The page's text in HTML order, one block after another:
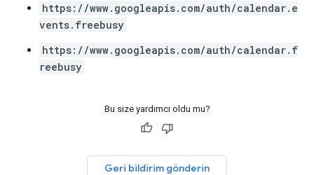
https://www.googleapis.com/auth/calendar.e
vents.freebusy
https://www.googleapis.com/auth/calendar.f
reebusy
Bu size yardımcı oldu mu?
Geri bildirim gönderin